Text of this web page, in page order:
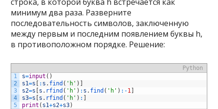
минимум два раза. Разверните
последовательность символов, заключенную
между первым и последним появлением буквы h,
в противоположном порядке. Решение:
Python
1
2
3
4
5
s=input ( )
s1=s : s . find ( 'h' )
s2=s s . rfind ( 'h' ) : s . find ( 'h' ) : -1
s3=s s . rfind ( 'h' ) :
print ( s1+s2+s3)